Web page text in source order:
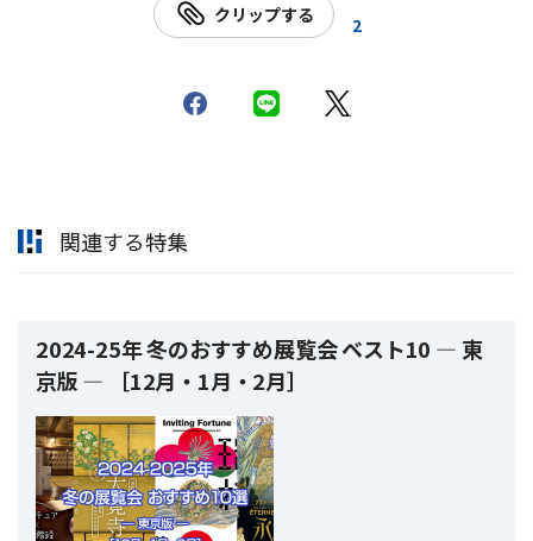
クリップする 2
関連する特集
2024-25年 冬のおすすめ展覧会 ベスト10 ― 東
京版 ― ［12月・1月・2月］